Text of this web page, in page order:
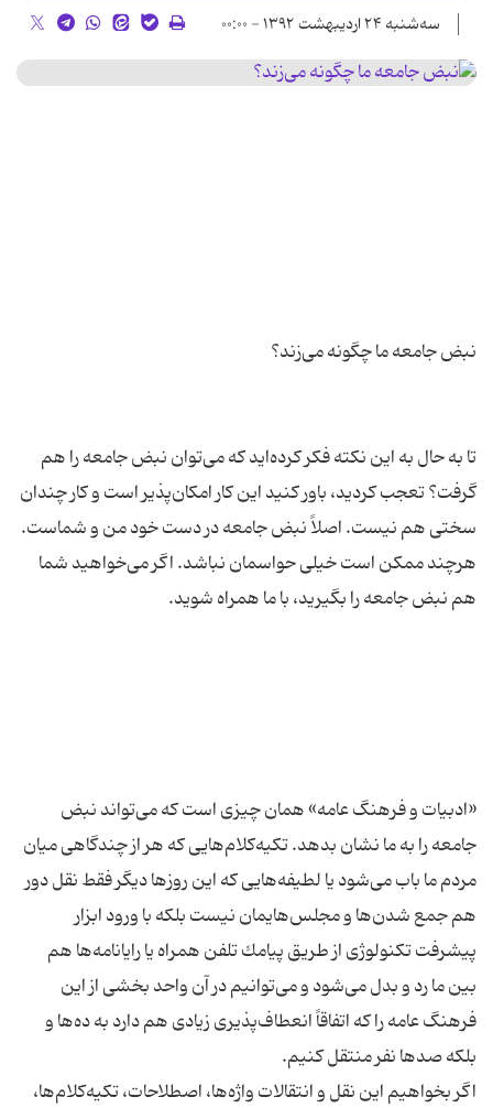
سه‌شنبه ۲۴ اردیبهشت ۱۳۹۲ - ۰۰:۰۰
تا به حال به این نكته فكر كرده‌اید كه می‌توان نبض جامعه را هم
گرفت؟ تعجب كردید، باور كنید این كار امكان‌پذیر است و كار چندان
سختی هم نیست. اصلاً نبض جامعه در دست خود من و شماست.
هرچند ممكن است خیلی حواسمان نباشد. اگر می‌خواهید شما
«ادبیات و فرهنگ عامه» همان چیزی است كه می‌تواند نبض
جامعه را به ما نشان بدهد. تكیه‌كلام‌هایی كه هر از چندگاهی میان
مردم ما باب می‌شود یا لطیفه‌هایی كه این روزها دیگر فقط نقل دور
هم جمع شدن‌ها و مجلس‌هایمان نیست بلكه با ورود ابزار
پیشرفت تكنولوژی از طریق پیامك تلفن همراه یا رایانامه‌ها هم
بین ما رد و بدل می‌شود و می‌توانیم در آن واحد بخشی از این
فرهنگ عامه را كه اتفاقاً انعطاف‌پذیری زیادی هم دارد به ده‌ها و
اگر بخواهیم این نقل و انتقالات واژه‌ها، اصطلاحات، تكیه‌كلام‌ها،